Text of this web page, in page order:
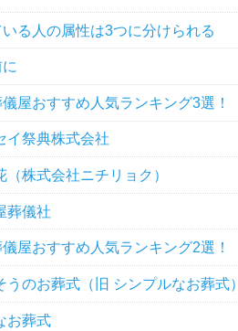
る人の属性は3つに分けられる
屋おすすめ人気ランキング3選！
祭典株式会社
株式会社ニチリョク）
葬儀社
屋おすすめ人気ランキング2選！
のお葬式（旧 シンプルなお葬式）
お葬式